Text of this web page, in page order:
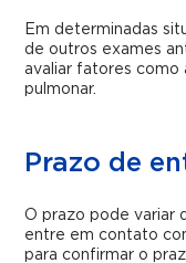
Em determinadas
de outros exames
avaliar fatores como
pulmonar.
Prazo de
O prazo pode variar
entre em contato
para confirmar o